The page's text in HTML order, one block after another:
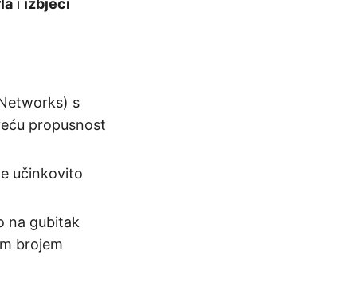
i izbjeći
s
propusnost
učinkovito
na gubitak
brojem